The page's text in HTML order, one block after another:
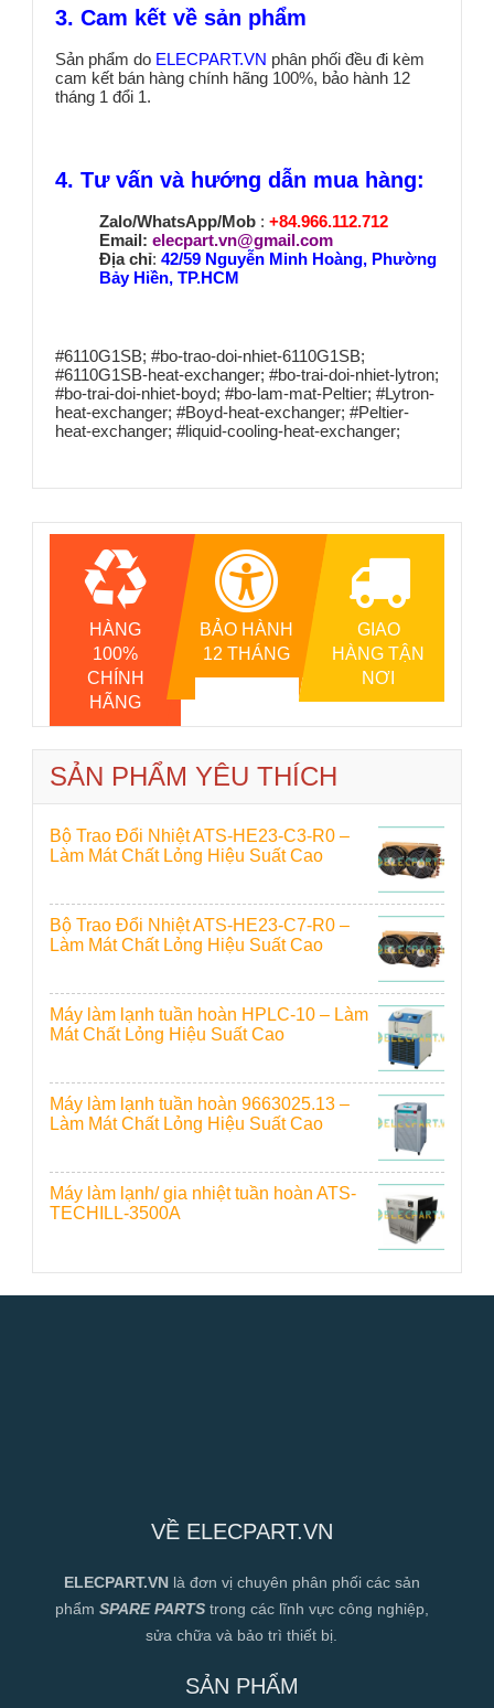
3. Cam kết về sản phẩm
Sản phẩm do ELECPART.VN phân phối đều đi kèm
cam kết bán hàng chính hãng 100%, bảo hành 12
tháng 1 đổi 1.
4. Tư vấn và hướng dẫn mua hàng:
Zalo/WhatsApp/Mob : +84.966.112.712
Email: elecpart.vn@gmail.com
Địa chỉ: 42/59 Nguyễn Minh Hoàng, Phường
Bảy Hiền, TP.HCM
#6110G1SB; #bo-trao-doi-nhiet-6110G1SB;
#6110G1SB-heat-exchanger; #bo-trai-doi-nhiet-lytron;
#bo-trai-doi-nhiet-boyd; #bo-lam-mat-Peltier; #Lytron-
heat-exchanger; #Boyd-heat-exchanger; #Peltier-
heat-exchanger; #liquid-cooling-heat-exchanger;
HÀNG
100%
CHÍNH
HÃNG
BẢO HÀNH
12 THÁNG
GIAO
HÀNG TẬN
NƠI
SẢN PHẨM YÊU THÍCH
Bộ Trao Đổi Nhiệt ATS-HE23-C3-R0 –
Làm Mát Chất Lỏng Hiệu Suất Cao
Bộ Trao Đổi Nhiệt ATS-HE23-C7-R0 –
Làm Mát Chất Lỏng Hiệu Suất Cao
Máy làm lạnh tuần hoàn HPLC-10 – Làm
Mát Chất Lỏng Hiệu Suất Cao
Máy làm lạnh tuần hoàn 9663025.13 –
Làm Mát Chất Lỏng Hiệu Suất Cao
Máy làm lạnh/ gia nhiệt tuần hoàn ATS-
TECHILL-3500A
VỀ ELECPART.VN
ELECPART.VN là đơn vị chuyên phân phối các sản
phẩm SPARE PARTStrong các lĩnh vực công nghiệp,
sửa chữa và bảo trì thiết bị.
SẢN PHẨM